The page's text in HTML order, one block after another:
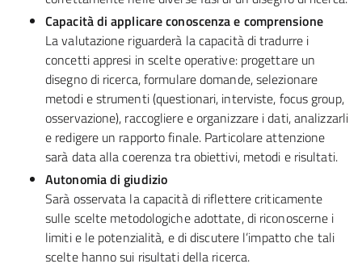
Capacità di applicare conoscenza e comprensione
La valutazione riguarderà la capacità di tradurre i
concetti appresi in scelte operative: progettare un
disegno di ricerca, formulare domande, selezionare
metodi e strumenti (questionari, interviste, focus group,
osservazione), raccogliere e organizzare i dati, analizzarli
e redigere un rapporto finale. Particolare attenzione
sarà data alla coerenza tra obiettivi, metodi e risultati.
Autonomia di giudizio
Sarà osservata la capacità di riflettere criticamente
sulle scelte metodologiche adottate, di riconoscerne i
limiti e le potenzialità, e di discutere l’impatto che tali
scelte hanno sui risultati della ricerca.